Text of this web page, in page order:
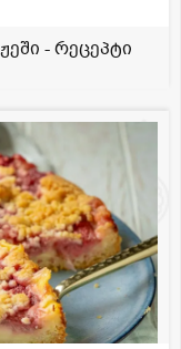
- რეცეპტი